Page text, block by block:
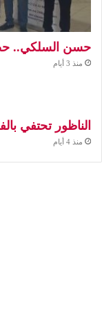
حسن السلكي..
منذ 3 أيام
الناظور تحتفي
منذ 4 أيام